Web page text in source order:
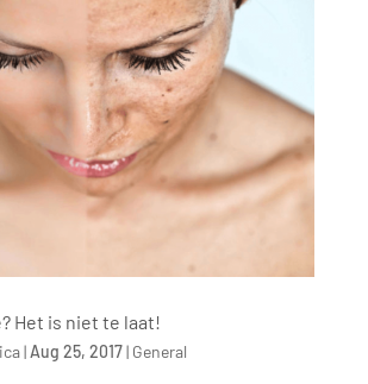
Het is niet te laat!
|Aug 25, 2017| General